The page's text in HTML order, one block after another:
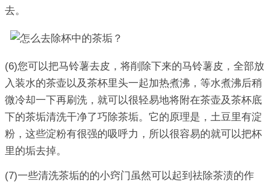
去。
(6)您可以把马铃薯去皮，将削除下来的马铃薯皮，全部放
入装水的茶壶以及茶杯里头一起加热煮沸，等水煮沸后稍
微冷却一下再刷洗，就可以很轻易地将附在茶壶及茶杯底
下的茶垢清洗干净了巧除茶垢。它的原理是，土豆里有淀
粉，这些淀粉有很强的吸呼力，所以很容易的就可以把杯
里的垢去掉。
(7)一些清洗茶垢的的小窍门虽然可以起到祛除茶渍的作